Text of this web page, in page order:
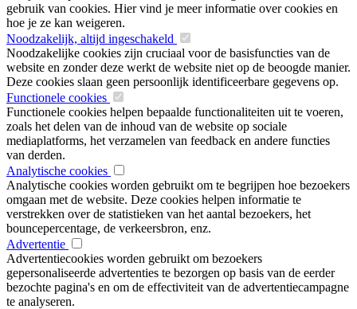
gebruik van cookies. Hier vind je meer informatie over cookies en
hoe je ze kan weigeren.
Noodzakelijk, altijd ingeschakeld
Noodzakelijke cookies zijn cruciaal voor de basisfuncties van de
website en zonder deze werkt de website niet op de beoogde manier.
Deze cookies slaan geen persoonlijk identificeerbare gegevens op.
Functionele cookies
Functionele cookies helpen bepaalde functionaliteiten uit te voeren,
zoals het delen van de inhoud van de website op sociale
mediaplatforms, het verzamelen van feedback en andere functies
van derden.
Analytische cookies
Analytische cookies worden gebruikt om te begrijpen hoe bezoekers
omgaan met de website. Deze cookies helpen informatie te
verstrekken over de statistieken van het aantal bezoekers, het
bouncepercentage, de verkeersbron, enz.
Advertentie
Advertentiecookies worden gebruikt om bezoekers
gepersonaliseerde advertenties te bezorgen op basis van de eerder
bezochte pagina's en om de effectiviteit van de advertentiecampagne
te analyseren.